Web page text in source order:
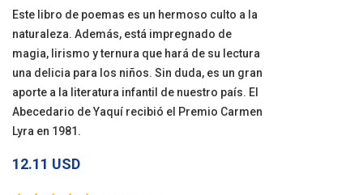
Este libro de poemas es un hermoso culto a la
naturaleza. Además, está impregnado de
magia, lirismo y ternura que hará de su lectura
una delicia para los niños. Sin duda, es un gran
aporte a la literatura infantil de nuestro país. El
Abecedario de Yaquí recibió el Premio Carmen
Lyra en 1981.
12.11 USD